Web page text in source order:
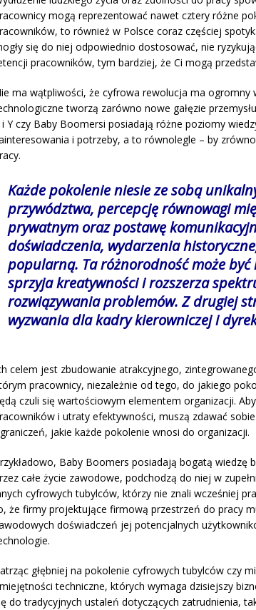
mogą reprezentować nawet cztery różne
to również w Polsce coraz częściej
się do niej odpowiednio dostosować, nie
pracowników, tym bardziej, że Ci mogą
ma wątpliwości, że cyfrowa rewolucja ma ogromny
tworzą zarówno nowe gałęzie
i Y czy Baby Boomersi posiadają różne poziomy
i potrzeby, a to równolegle – by
Każde pokolenie niesie ze sobą
przywództwa, percepcję równowagi
prywatnym oraz postawę
doświadczenia, wydarzenia
popularną. Ta różnorodność może
sprzyja kreatywności i rozszerza
rozwiązywania problemów. Z drugiej
wyzwania dla kadry kierowniczej i
celem jest zbudowanie atrakcyjnego,
pracownicy, niezależnie od tego, do jakiego
czuli się wartościowym elementem organizacji.
i utraty efektywności, muszą zdawać
jakie każde pokolenie wnosi do organizacji.
Baby Boomers posiadają bogatą wiedzę
całe życie zawodowe, podchodzą do niej w
cyfrowych tubylców, którzy nie znali wcześniej
że firmy projektujące firmową przestrzeń do pracy
doświadczeń jej potencjalnych
głębniej na pokolenie cyfrowych tubylców czy
techniczne, których wymaga dzisiejszy
do tradycyjnych ustaleń dotyczących zatrudnienia,